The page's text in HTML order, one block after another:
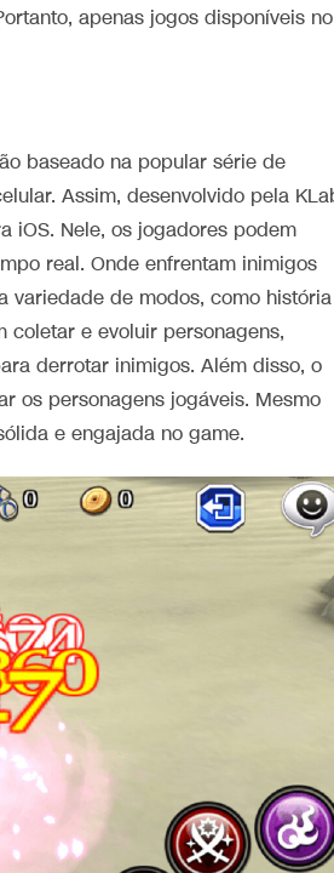
apenas jogos disponíveis no
baseado na popular série de
Assim, desenvolvido pela
iOS. Nele, os jogadores podem
real. Onde enfrentam inimigos
variedade de modos, como história
coletar e evoluir personagens,
derrotar inimigos. Além disso, o
os personagens jogáveis. Mesmo
e engajada no game.